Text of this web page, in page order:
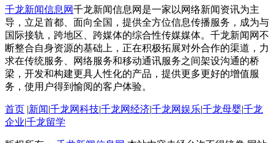
千龙新闻信息网千龙新闻信息网是一家以网络新闻资讯为主
导，立足首都、面向全国，提供全方位信息传播服务，成为与
国际接轨，跨地区、跨媒体的综合性传媒媒体。千龙新闻网不
断整合自身资源的基础上，正在积极拓展对外合作的渠道，力
求在传统服务、网络服务和移动通讯服务之间架设沟通的桥
梁，开发和构建更具人性化的产品，提供更多更好的增值服
务，使用户得到愉阅的客户体验。
首页 |新闻|千龙网科技|千龙网经济|千龙网娱乐|千龙母婴|千龙
企业|千龙留学